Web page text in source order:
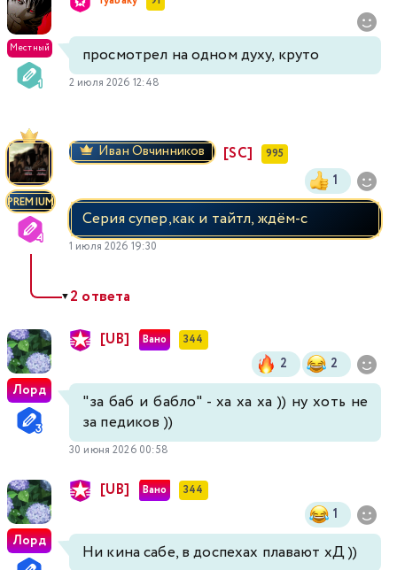
Местный просмотрел на одном духу, круто
2 июля 2026 12:48
PREMIUM
Иван Овчинников [SC] 995
1
Серия супер,как и тайтл, ждём-с
1 июля 2026 19:30
▼2 ответа
Лорд
[UB] Вано 344
2 2
"за баб и бабло" - ха ха ха )) ну хоть не
за педиков ))
30 июня 2026 00:58
Лорд
[UB] Вано 344
1
Ни кина сабе, в доспехах плавают хД ))